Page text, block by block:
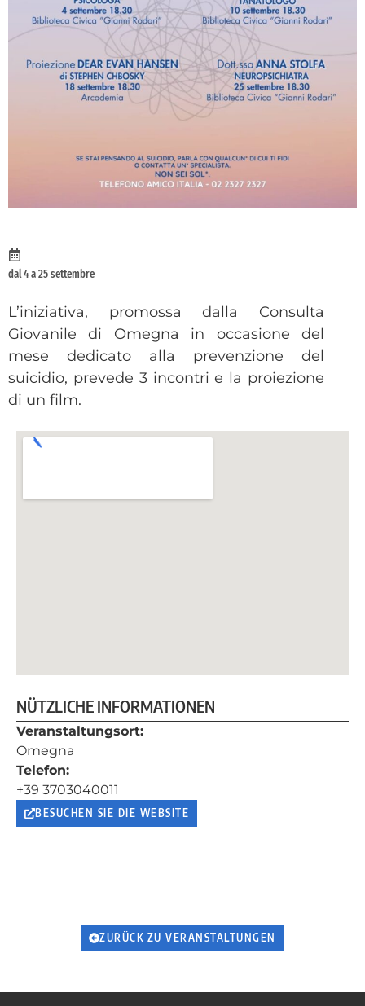
dal 4 a 25 settembre
L’iniziativa, promossa dalla Consulta
Giovanile di Omegna in occasione del
mese dedicato alla prevenzione del
suicidio, prevede 3 incontri e la proiezione
di un film.
NÜTZLICHE INFORMATIONEN
Veranstaltungsort:
Omegna
Telefon:
+39 3703040011
BESUCHEN SIE DIE WEBSITE
ZURÜCK ZU VERANSTALTUNGEN